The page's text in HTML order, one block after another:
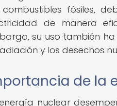
combustibles fósiles,
de manera
su uso también
y los desechos
de la
nuclear